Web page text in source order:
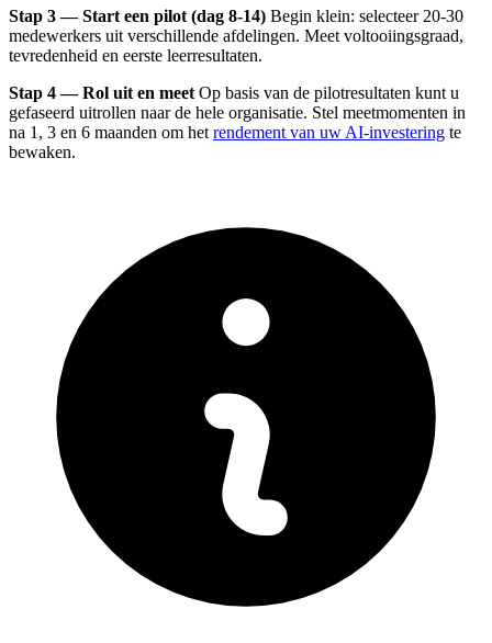
Stap 3 — Start een pilot (dag 8-14) Begin klein: selecteer 20-30
medewerkers uit verschillende afdelingen. Meet voltooiingsgraad,
tevredenheid en eerste leerresultaten.
Stap 4 — Rol uit en meet Op basis van de pilotresultaten kunt u
gefaseerd uitrollen naar de hele organisatie. Stel meetmomenten in
na 1, 3 en 6 maanden om het rendement van uw AI-investering te
bewaken.